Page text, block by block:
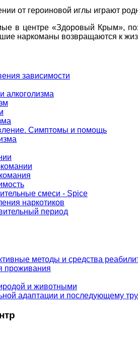
от героиновой иглы играют
в центре «Здоровый Крым»,
наркоманы возвращаются к
зависимости
алкоголизма
Симптомы и помощь
смеси - Spice
наркотиков
период
методы и средства
проживания
и животными
адаптации и последующему